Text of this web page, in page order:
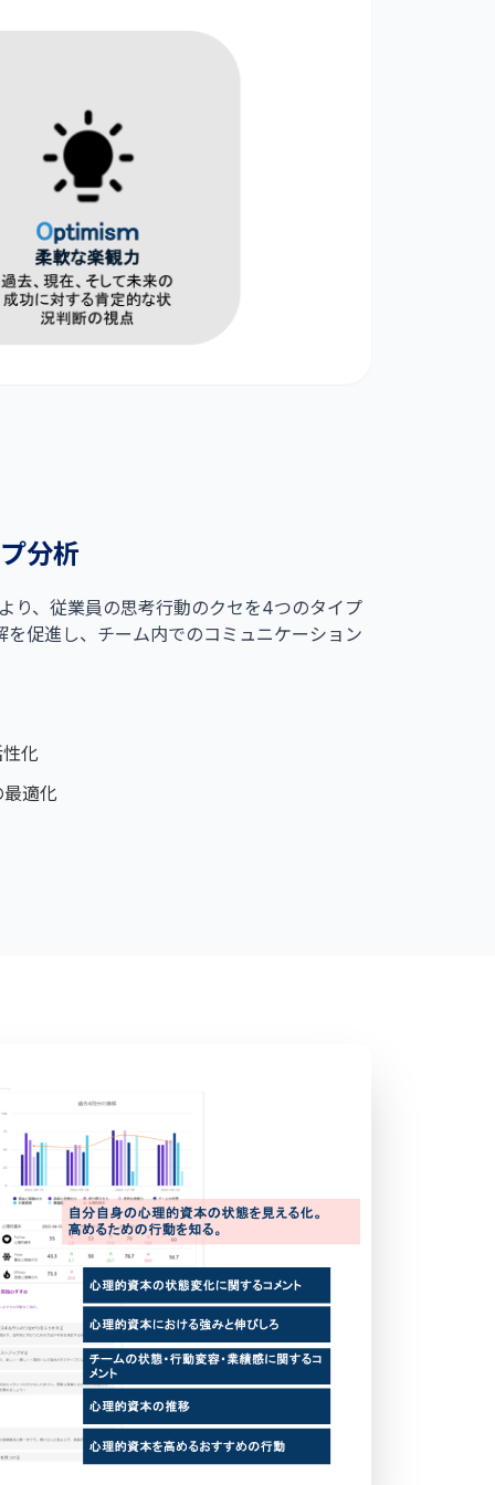
分析
り、従業員の思考行動のクセを4つのタイプ
促進し、チーム内でのコミュニケーション
化
適化